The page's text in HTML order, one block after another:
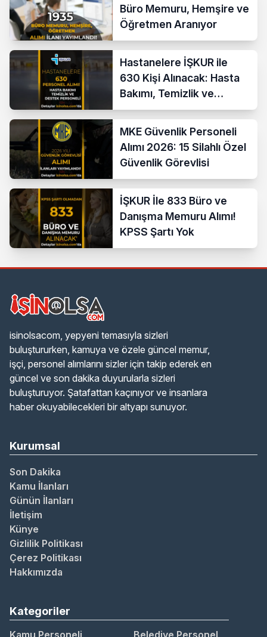
Büro Memuru, Hemşire ve
Öğretmen Aranıyor
Hastanelere İŞKUR ile
630 Kişi Alınacak: Hasta
Bakımı, Temizlik ve
Destek Personeli
MKE Güvenlik Personeli
Alımı 2026: 15 Silahlı Özel
Güvenlik Görevlisi
İŞKUR İle 833 Büro ve
Danışma Memuru Alımı!
KPSS Şartı Yok
isinolsacom, yepyeni temasıyla sizleri
buluştururken, kamuya ve özele güncel memur,
işçi, personel alımlarını sizler için takip ederek en
güncel ve son dakika duyurularla sizleri
buluşturuyor. Şatafattan kaçınıyor ve insanlara
haber okuyabilecekleri bir altyapı sunuyor.
Kurumsal
Son Dakika
Kamu İlanları
Günün İlanları
İletişim
Künye
Gizlilik Politikası
Çerez Politikası
Hakkımızda
Kategoriler